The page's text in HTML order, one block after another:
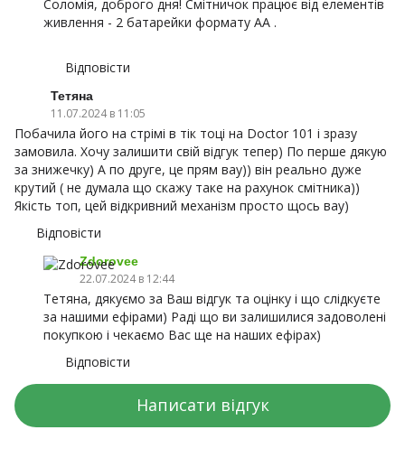
Соломія, доброго дня! Смітничок працює від елементів
живлення - 2 батарейки формату AA .
Відповісти
Тетяна
11.07.2024 в 11:05
Побачила його на стрімі в тік тоці на Doctor 101 і зразу
замовила. Хочу залишити свій відгук тепер) По перше дякую
за знижечку) А по друге, це прям вау)) він реально дуже
крутий ( не думала що скажу таке на рахунок смітника))
Якість топ, цей відкривний механізм просто щось вау)
Відповісти
Zdorovee
22.07.2024 в 12:44
Тетяна, дякуємо за Ваш відгук та оцінку і що слідкуєте
за нашими ефірами) Раді що ви залишилися задоволені
покупкою і чекаємо Вас ще на наших ефірах)
Відповісти
Написати відгук